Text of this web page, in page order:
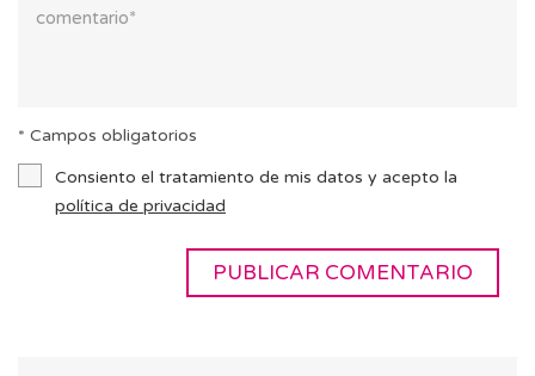
* Campos obligatorios
Consiento el tratamiento de mis datos y acepto la
política de privacidad